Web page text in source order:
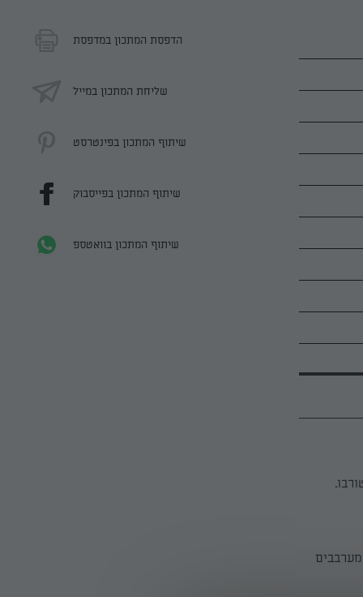
הדפסת המתכון במדפסת
שליחת המתכון במייל
שיתוף המתכון בפינטרסט
שיתוף המתכון בפייסבוק
שיתוף המתכון בוואטספ